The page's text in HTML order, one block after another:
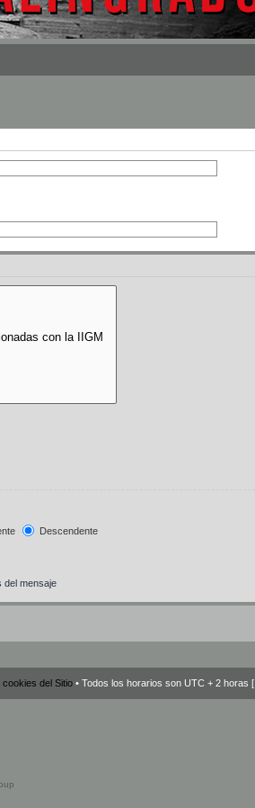
Descendente
del mensaje
del Sitio • Todos los horarios son UTC + 2 horas [